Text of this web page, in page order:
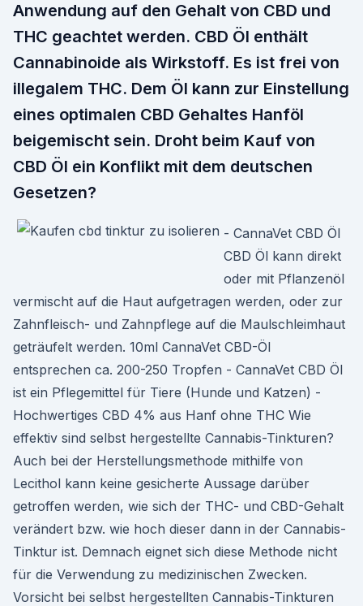
Anwendung auf den Gehalt von CBD und
THC geachtet werden. CBD Öl enthält
Cannabinoide als Wirkstoff. Es ist frei von
illegalem THC. Dem Öl kann zur Einstellung
eines optimalen CBD Gehaltes Hanföl
beigemischt sein. Droht beim Kauf von
CBD Öl ein Konflikt mit dem deutschen
Gesetzen?
- CannaVet CBD Öl
CBD Öl kann direkt
oder mit Pflanzenöl
vermischt auf die Haut aufgetragen werden, oder zur
Zahnfleisch- und Zahnpflege auf die Maulschleimhaut
geträufelt werden. 10ml CannaVet CBD-Öl
entsprechen ca. 200-250 Tropfen - CannaVet CBD Öl
ist ein Pflegemittel für Tiere (Hunde und Katzen) -
Hochwertiges CBD 4% aus Hanf ohne THC Wie
effektiv sind selbst hergestellte Cannabis-Tinkturen?
Auch bei der Herstellungsmethode mithilfe von
Lecithol kann keine gesicherte Aussage darüber
getroffen werden, wie sich der THC- und CBD-Gehalt
verändert bzw. wie hoch dieser dann in der Cannabis-
Tinktur ist. Demnach eignet sich diese Methode nicht
für die Verwendung zu medizinischen Zwecken.
Vorsicht bei selbst hergestellten Cannabis-Tinkturen